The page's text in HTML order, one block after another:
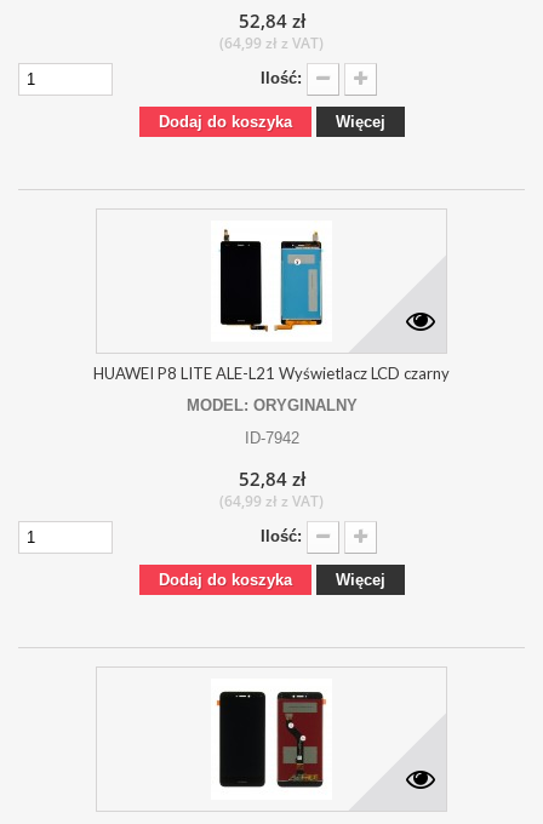
52,84 zł
(64,99 zł z VAT)
Ilość:
Dodaj do koszyka Więcej
HUAWEI P8 LITE ALE-L21 Wyświetlacz LCD czarny
MODEL: ORYGINALNY
ID-7942
52,84 zł
(64,99 zł z VAT)
Ilość:
Dodaj do koszyka Więcej